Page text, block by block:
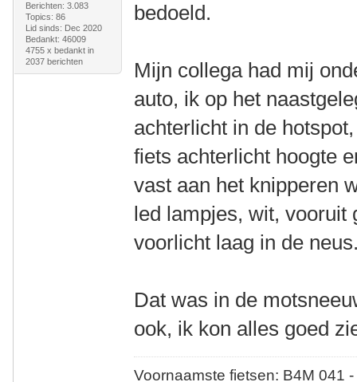
Berichten: 3.083
Topics: 86
Lid sinds: Dec 2020
Bedankt: 46009
4755 x bedankt in
2037 berichten
bedoeld.
Mijn collega had mij
auto, ik op het
achterlicht in de
fiets achterlicht hoogte
vast aan het knipperen
led lampjes, wit, vooruit
voorlicht laag in de
Dat was in de
ook, ik kon alles goed
Voornaamste fietsen: B4M